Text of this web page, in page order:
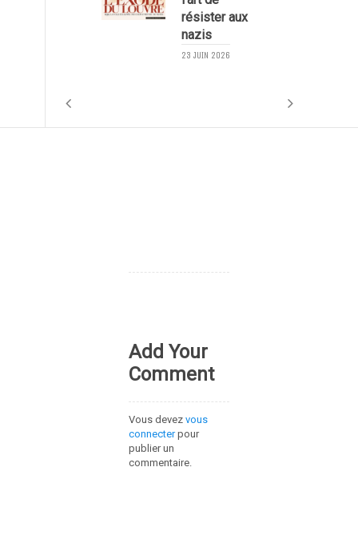
résister aux
nazis
23 JUIN 2026
Add Your
Comment
Vous devez vous
connecterpour
publier un
commentaire.